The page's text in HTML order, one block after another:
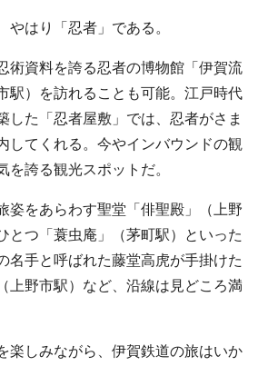
はり「忍者」である。
術資料を誇る忍者の博物館「伊賀流
駅）を訪れることも可能。江戸時代
した「忍者屋敷」では、忍者がさま
してくれる。今やインバウンドの観
誇る観光スポットだ。
姿をあらわす聖堂「俳聖殿」（上野
とつ「蓑虫庵」（茅町駅）といった
名手と呼ばれた藤堂高虎が手掛けた
上野市駅）など、沿線は見どころ満
楽しみながら、伊賀鉄道の旅はいか